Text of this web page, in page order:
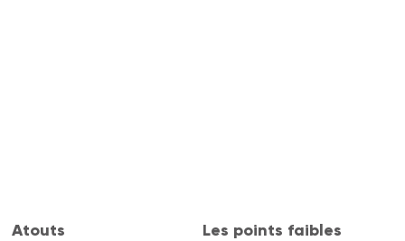
Atouts Les points faibles